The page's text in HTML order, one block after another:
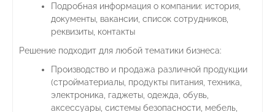
Подробная информация о компании: история,
документы, вакансии, список сотрудников,
реквизиты, контакты
Решение подходит для любой тематики бизнеса:
Производство и продажа различной продукции
(стройматериалы, продукты питания, техника,
электроника, гаджеты, одежда, обувь,
аксессуары, системы безопасности, мебель,